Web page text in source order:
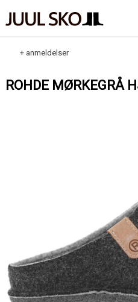
ROHDE MØRKEGRÅ
+ anmeldelser